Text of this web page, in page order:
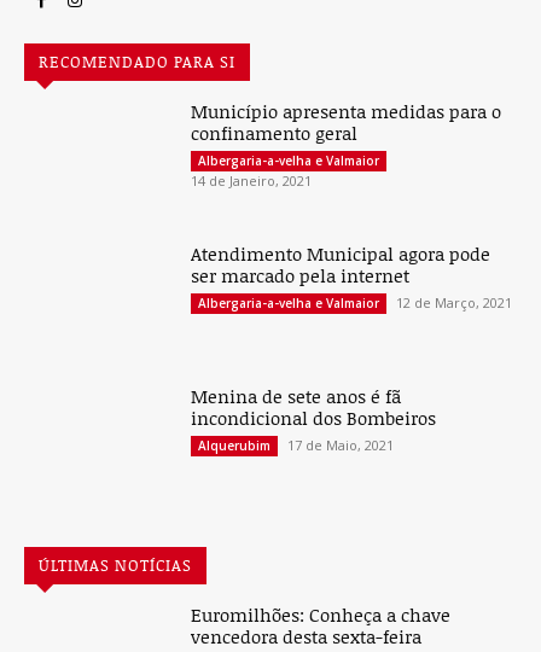
RECOMENDADO PARA SI
Município apresenta medidas para o
confinamento geral
Albergaria-a-velha e Valmaior
14 de Janeiro, 2021
Atendimento Municipal agora pode
ser marcado pela internet
Albergaria-a-velha e Valmaior 12 de Março, 2021
Menina de sete anos é fã
incondicional dos Bombeiros
Alquerubim 17 de Maio, 2021
ÚLTIMAS NOTÍCIAS
Euromilhões: Conheça a chave
vencedora desta sexta-feira